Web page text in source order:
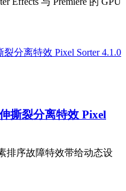
撕裂分离特效 Pixel
排序故障特效带给动态设